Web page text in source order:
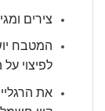
צירים
לפיצוי
את